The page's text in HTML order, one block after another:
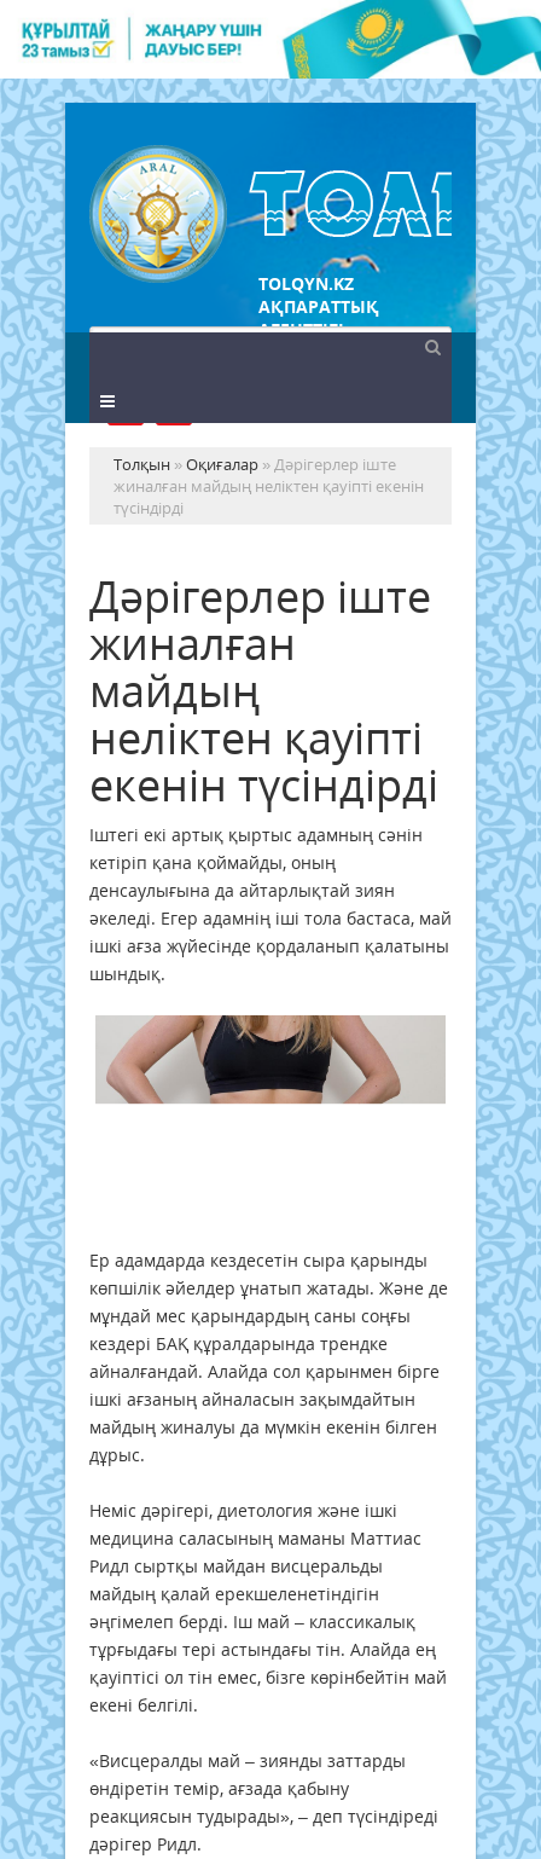
TOLQYN.KZ
АҚПАРАТТЫҚ
АГЕНТТІГІ
Толқын »Оқиғалар » Дәрігерлер іште
жиналған майдың неліктен қауіпті екенін
түсіндірді
Дәрігерлер іште
жиналған
майдың
неліктен қауіпті
екенін түсіндірді
Іштегі екі артық қыртыс адамның сәнін
кетіріп қана қоймайды, оның
денсаулығына да айтарлықтай зиян
әкеледі. Егер адамнің іші тола бастаса, май
ішкі ағза жүйесінде қордаланып қалатыны
шындық.
Ер адамдарда кездесетін сыра қарынды
көпшілік әйелдер ұнатып жатады. Және де
мұндай мес қарындардың саны соңғы
кездері БАҚ құралдарында трендке
айналғандай. Алайда сол қарынмен бірге
ішкі ағзаның айналасын зақымдайтын
майдың жиналуы да мүмкін екенін білген
дұрыс.
Неміс дәрігері, диетология және ішкі
медицина саласының маманы Maттиac
Pидл сыртқы майдан висцеральды
майдың қалай ерекшеленетіндігін
әңгімелеп берді. Іш май – классикалық
тұрғыдағы тері астындағы тін. Алайда ең
қауіптісі ол тін емес, бізге көрінбейтін май
екені белгілі.
«Висцералды май – зиянды заттарды
өндіретін темір, ағзада қабыну
реакциясын тудырады», – деп түсіндіреді
дәрігер Pидл.